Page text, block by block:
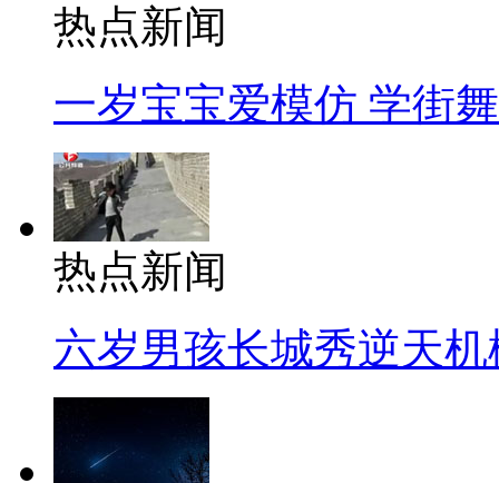
热点新闻
一岁宝宝爱模仿 学街
热点新闻
六岁男孩长城秀逆天机